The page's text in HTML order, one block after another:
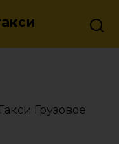
Грузовое